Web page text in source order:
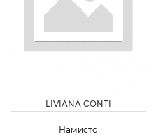
LIVIANA CONTI
Намисто